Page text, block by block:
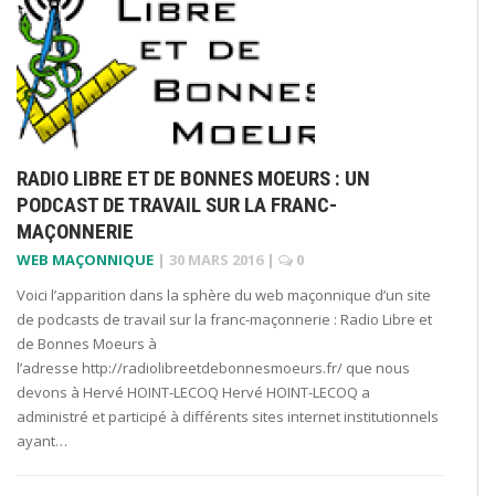
RADIO LIBRE ET DE BONNES MOEURS : UN
PODCAST DE TRAVAIL SUR LA FRANC-
MAÇONNERIE
WEB MAÇONNIQUE | 30 MARS 2016 |
0
Voici l’apparition dans la sphère du web maçonnique d’un site
de podcasts de travail sur la franc-maçonnerie : Radio Libre et
de Bonnes Moeurs à
l’adresse http://radiolibreetdebonnesmoeurs.fr/ que nous
devons à Hervé HOINT-LECOQ Hervé HOINT-LECOQ a
administré et participé à différents sites internet institutionnels
ayant…